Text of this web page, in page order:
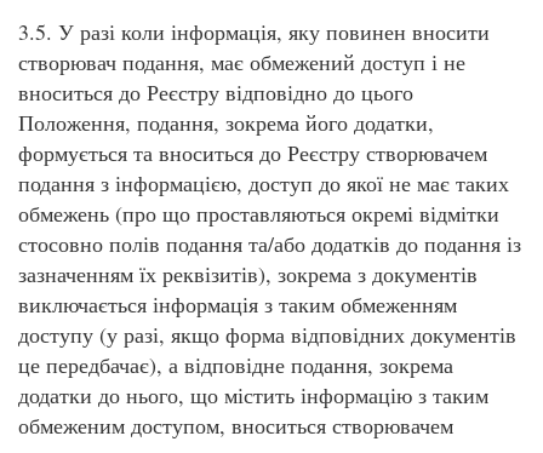
3.5. У разі коли інформація, яку повинен вносити
створювач подання, має обмежений доступ і не
вноситься до Реєстру відповідно до цього
Положення, подання, зокрема його додатки,
формується та вноситься до Реєстру створювачем
подання з інформацією, доступ до якої не має таких
обмежень (про що проставляються окремі відмітки
стосовно полів подання та/або додатків до подання із
зазначенням їх реквізитів), зокрема з документів
виключається інформація з таким обмеженням
доступу (у разі, якщо форма відповідних документів
це передбачає), а відповідне подання, зокрема
додатки до нього, що містить інформацію з таким
обмеженим доступом, вноситься створювачем